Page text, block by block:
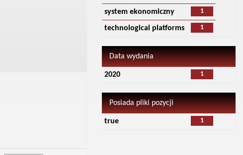
1
system ekonomiczny
1
technological platforms
Data wydania
1
2020
Posiada pliki pozycji
1
true